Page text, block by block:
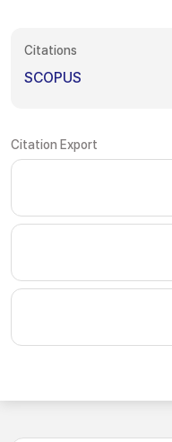
Citations
SCOPUS
Citation Export